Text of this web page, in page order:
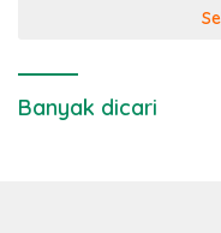
Banyak dicari